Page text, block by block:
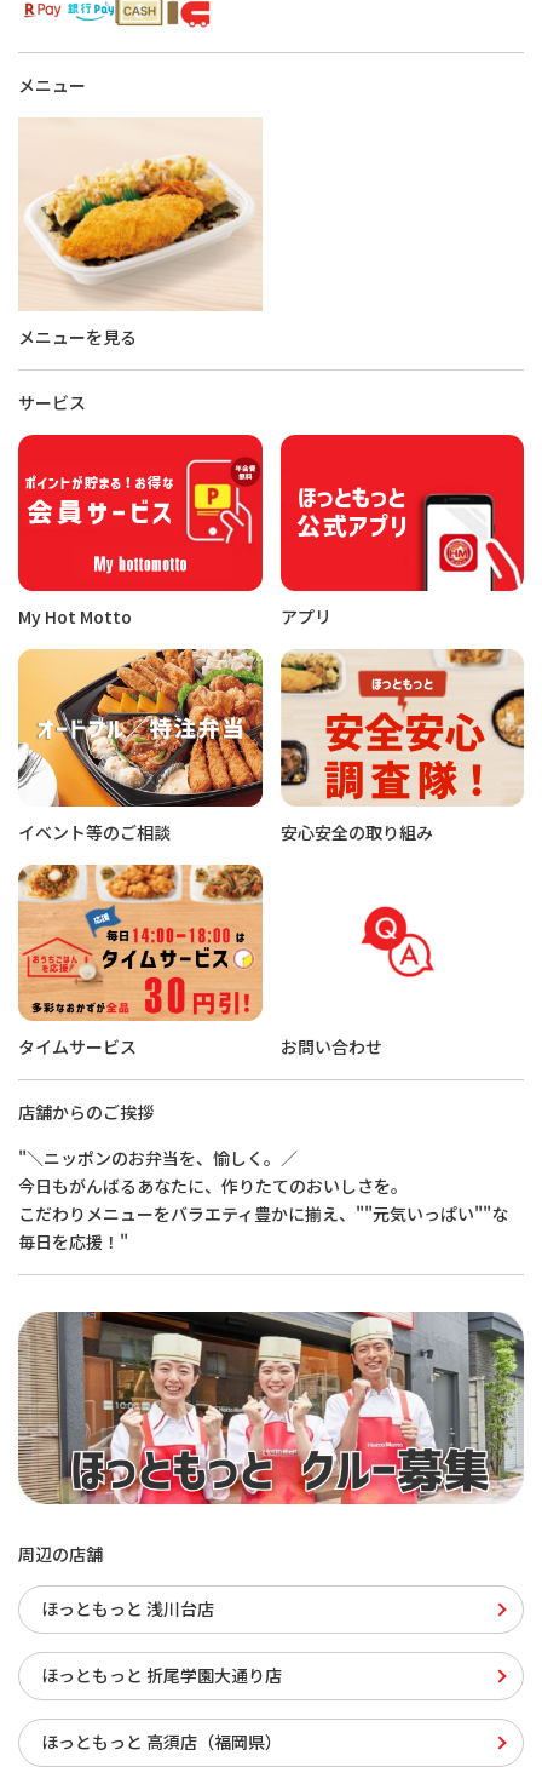
メニュー
メニューを見る
サービス
My Hot Motto アプリ
イベント等のご相談 安心安全の取り組み
タイムサービス お問い合わせ
店舗からのご挨拶
"＼ニッポンのお弁当を、愉しく。／
今日もがんばるあなたに、作りたてのおいしさを。
こだわりメニューをバラエティ豊かに揃え、""元気いっぱい""な
毎日を応援！"
周辺の店舗
ほっともっと 浅川台店
ほっともっと 折尾学園大通り店
ほっともっと 高須店（福岡県）